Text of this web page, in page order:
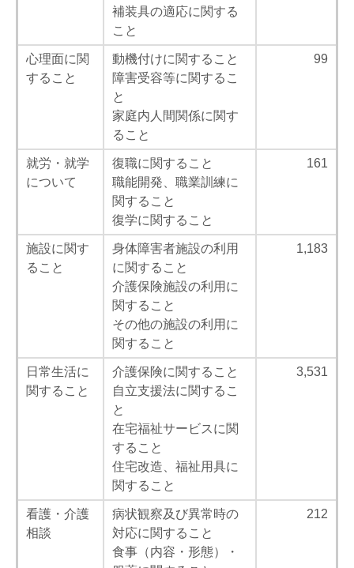
補装具の適応に関する
こと
心理面に関
すること
動機付けに関すること
障害受容等に関するこ
と
家庭内人間関係に関す
ること
99
就労・就学
について
復職に関すること
職能開発、職業訓練に
関すること
復学に関すること
161
施設に関す
ること
身体障害者施設の利用
に関すること
介護保険施設の利用に
関すること
その他の施設の利用に
関すること
1,183
日常生活に
関すること
介護保険に関すること
自立支援法に関するこ
と
在宅福祉サービスに関
すること
住宅改造、福祉用具に
関すること
3,531
看護・介護
相談
病状観察及び異常時の
対応に関すること
食事（内容・形態）・
212